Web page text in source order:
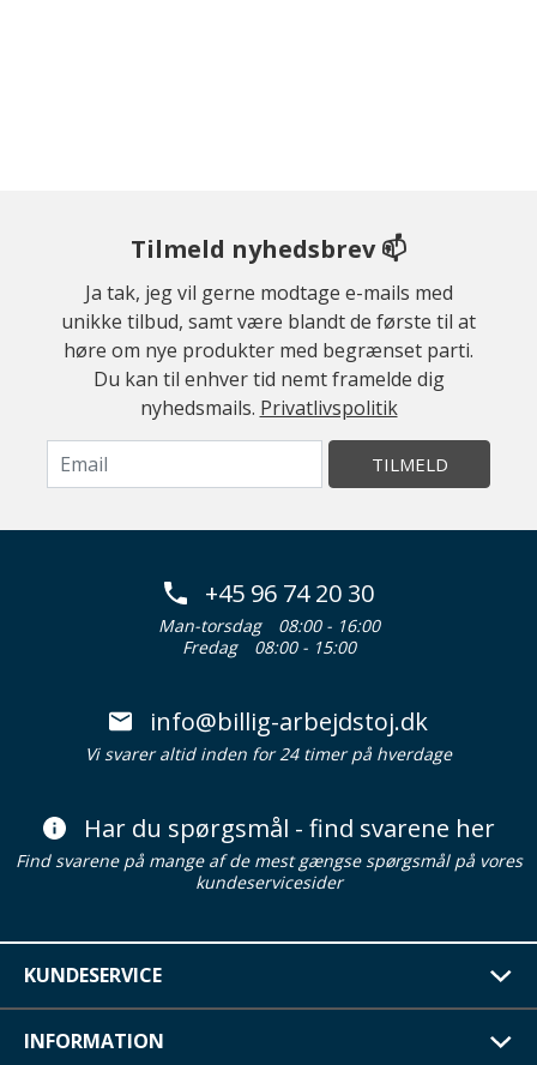
Tilmeld nyhedsbrev 📫
Ja tak, jeg vil gerne modtage e-mails med
unikke tilbud, samt være blandt de første til at
høre om nye produkter med begrænset parti.
Du kan til enhver tid nemt framelde dig
nyhedsmails. Privatlivspolitik
TILMELD
+45 96 74 20 30
Man-torsdag
08:00 - 16:00
Fredag
08:00 - 15:00
info@billig-arbejdstoj.dk
Vi svarer altid inden for 24 timer på hverdage
Har du spørgsmål - find svarene her
Find svarene på mange af de mest gængse spørgsmål på vores
kundeservicesider
KUNDESERVICE
INFORMATION